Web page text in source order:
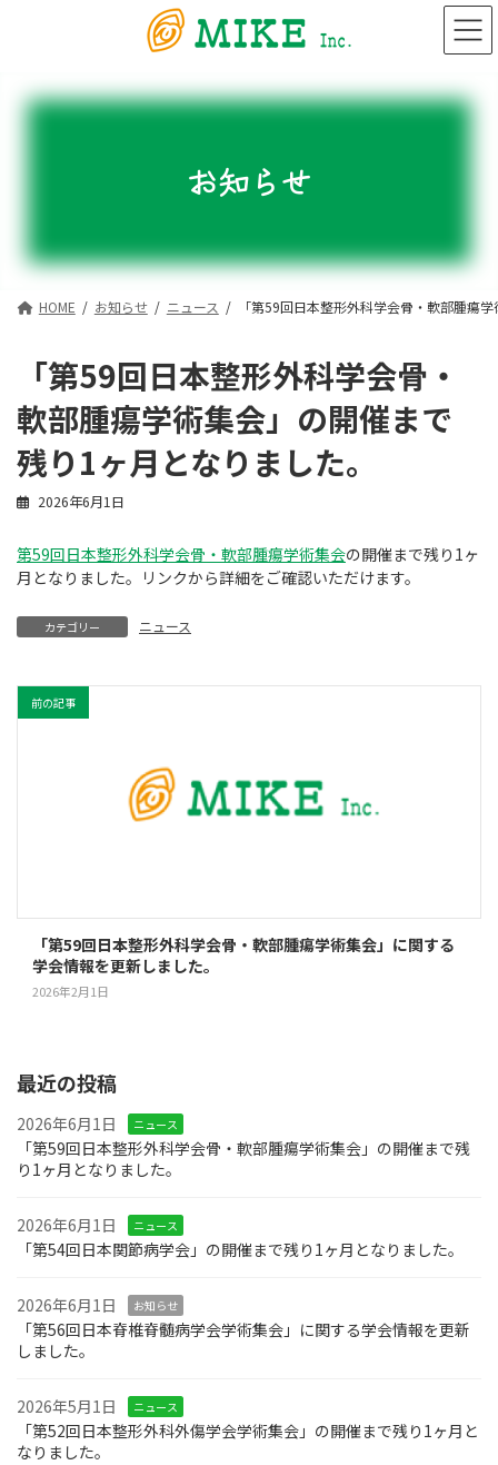
お知らせ
HOME お知らせ ニュース 「第59回日本整形外科学会骨・軟部腫瘍
「第59回日本整形外科学会骨・
軟部腫瘍学術集会」の開催まで
残り1ヶ月となりました。
2026年6月1日
第59回日本整形外科学会骨・軟部腫瘍学術集会の開催まで残り1ヶ
月となりました。リンクから詳細をご確認いただけます。
カテゴリー ニュース
前の記事
「第59回日本整形外科学会骨・軟部腫瘍学術集会」に関する
学会情報を更新しました。
2026年2月1日
最近の投稿
2026年6月1日 ニュース
「第59回日本整形外科学会骨・軟部腫瘍学術集会」の開催まで残
り1ヶ月となりました。
2026年6月1日 ニュース
「第54回日本関節病学会」の開催まで残り1ヶ月となりました。
2026年6月1日 お知らせ
「第56回日本脊椎脊髄病学会学術集会」に関する学会情報を更新
しました。
2026年5月1日 ニュース
「第52回日本整形外科外傷学会学術集会」の開催まで残り1ヶ月と
なりました。